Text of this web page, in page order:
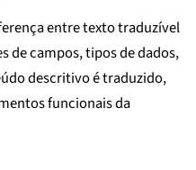
entre texto traduzível
de campos, tipos de dados,
descritivo é traduzido,
funcionais da